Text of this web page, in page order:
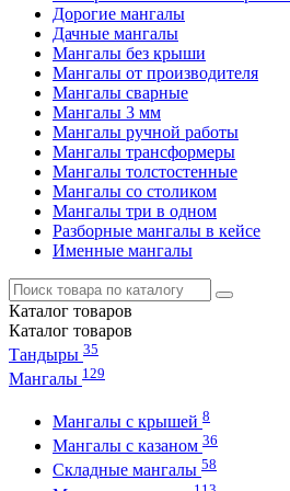
Дорогие мангалы
Дачные мангалы
Мангалы без крыши
Мангалы от производителя
Мангалы сварные
Мангалы 3 мм
Мангалы ручной работы
Мангалы трансформеры
Мангалы толстостенные
Мангалы со столиком
Мангалы три в одном
Разборные мангалы в кейсе
Именные мангалы
Каталог товаров
Каталог товаров
Тандыры 35
Мангалы 129
Мангалы с крышей 8
Мангалы с казаном 36
Складные мангалы 58